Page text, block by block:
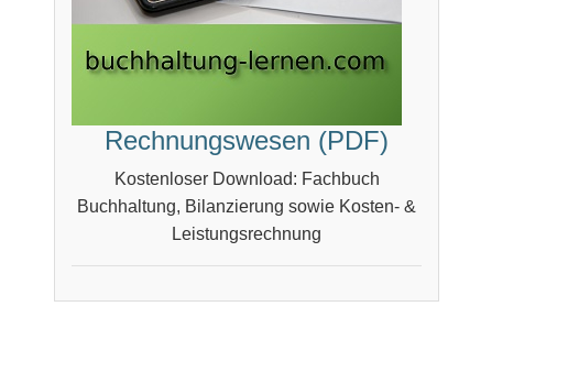
Rechnungswesen (PDF)
Kostenloser Download: Fachbuch
Buchhaltung, Bilanzierung sowie Kosten- &
Leistungsrechnung